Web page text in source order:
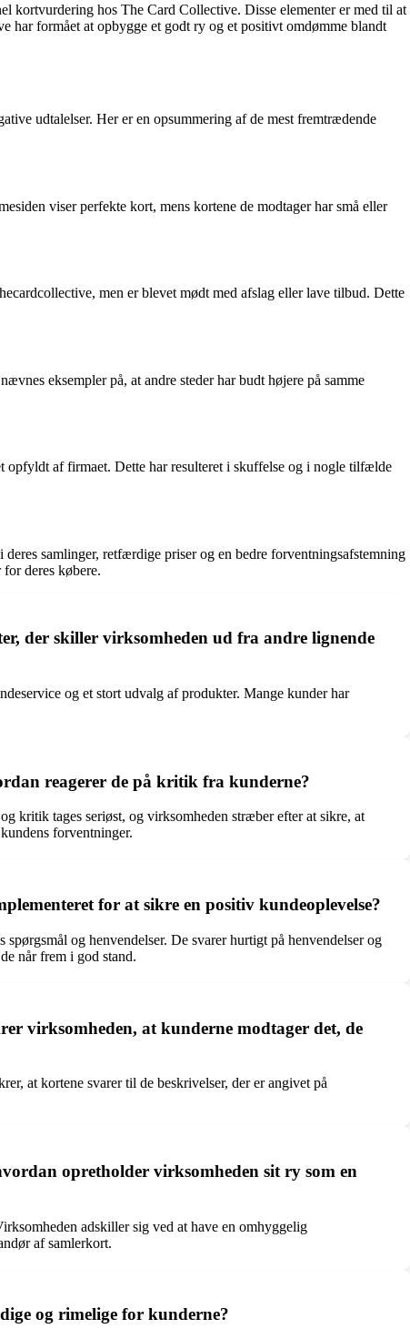
kortvurdering hos The Card Collective. Disse elementer er med til at
formået at opbygge et godt ry og et positivt omdømme blandt
udtalelser. Her er en opsummering af de mest fremtrædende
viser perfekte kort, mens kortene de modtager har små eller
men er blevet mødt med afslag eller lave tilbud. Dette
eksempler på, at andre steder har budt højere på samme
opfyldt af firmaet. Dette har resulteret i skuffelse og i nogle tilfælde
samlinger, retfærdige priser og en bedre forventningsafstemning
deres købere.
der skiller virksomheden ud fra andre lignende
og et stort udvalg af produkter. Mange kunder har
reagerer de på kritik fra kunderne?
kritik tages seriøst, og virksomheden stræber efter at sikre, at
forventninger.
for at sikre en positiv kundeoplevelse?
og henvendelser. De svarer hurtigt på henvendelser og
når frem i god stand.
virksomheden, at kunderne modtager det, de
at kortene svarer til de beskrivelser, der er angivet på
opretholder virksomheden sit ry som en
adskiller sig ved at have en omhyggelig
af samlerkort.
og rimelige for kunderne?